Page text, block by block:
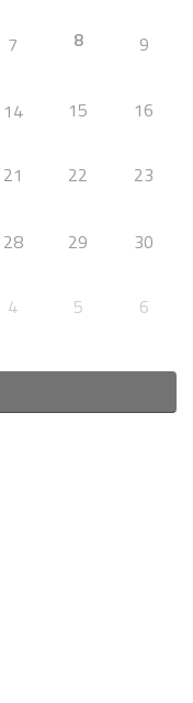
7 8 9
14 15 16
21 22 23
28 29 30
4 5 6